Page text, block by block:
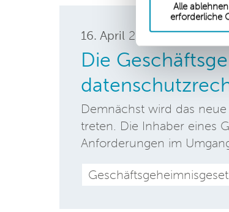
Alle
erforderliche
16. April 2019
Die
Demnächst wird das
treten. Die Inhaber eines
Anforderungen im